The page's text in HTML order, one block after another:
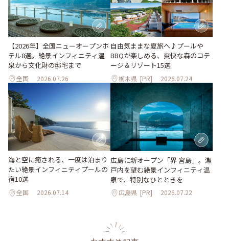
【2026年】全国ニューオープンホ
テル8選。絶景インフィニティ温
泉から文化財の邸宅まで
全国 2026.07.26
自由気ままな夏旅へ♪プールや
BBQが楽しめる、爽快な森のコテ
ージ＆リゾート15選
栃木県 [PR] 2026.07.24
海と空に癒される、一度は泊まり
たい絶景インフィニティプールの
宿10選
全国 2026.07.14
広島に新オープン「界 宮島」。瀬
戸内を望む絶景インフィニティ温
泉で、特別なひとときを
広島県 [PR] 2026.07.22